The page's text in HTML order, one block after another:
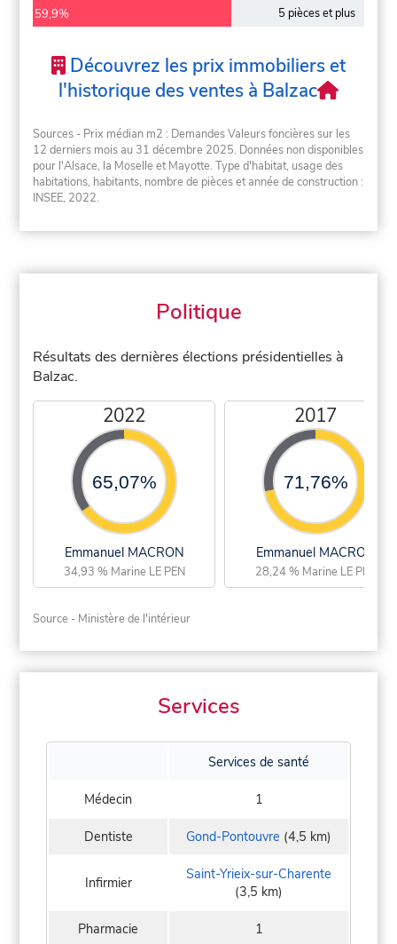
59,9% 5 pièces et plus
Découvrez les prix immobiliers et
l'historique des ventes à Balzac
Sources - Prix médian m2 : Demandes Valeurs foncières sur les
12 derniers mois au 31 décembre 2025. Données non disponibles
pour l'Alsace, la Moselle et Mayotte. Type d'habitat, usage des
habitations, habitants, nombre de pièces et année de construction :
INSEE, 2022.
Politique
Résultats des dernières élections présidentielles à
Balzac.
2022
65,07%
Emmanuel MACRON
34,93 % Marine LE PEN
2017
71,76%
Emmanuel MACRON
28,24 % Marine LE PEN
Source - Ministère de l'intérieur
Services
Services de santé
Médecin 1
Dentiste Gond-Pontouvre (4,5 km)
Infirmier
Saint-Yrieix-sur-Charente
(3,5 km)
Pharmacie 1